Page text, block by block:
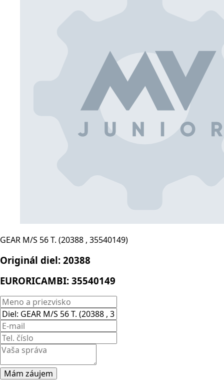
GEAR M/S 56 T. (20388 , 35540149)
Originál diel: 20388
EURORICAMBI: 35540149
Mám záujem